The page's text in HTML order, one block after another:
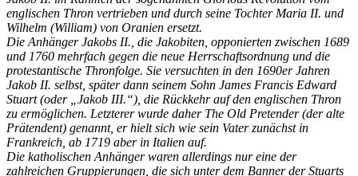
englischen Thron vertrieben und durch seine Tochter Maria II. und
Wilhelm (William) von Oranien ersetzt.
Die Anhänger Jakobs II., die Jakobiten, opponierten zwischen 1689
und 1760 mehrfach gegen die neue Herrschaftsordnung und die
protestantische Thronfolge. Sie versuchten in den 1690er Jahren
Jakob II. selbst, später dann seinem Sohn James Francis Edward
Stuart (oder „Jakob III.“), die Rückkehr auf den englischen Thron
zu ermöglichen. Letzterer wurde daher The Old Pretender (der alte
Prätendent) genannt, er hielt sich wie sein Vater zunächst in
Frankreich, ab 1719 aber in Italien auf.
Die katholischen Anhänger waren allerdings nur eine der
zahlreichen Gruppierungen, die sich unter dem Banner der Stuarts